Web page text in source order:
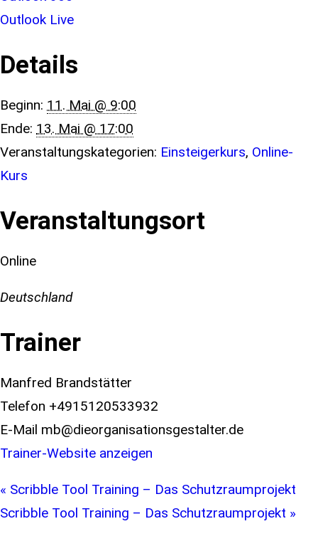
Outlook Live
Details
Beginn: 11. Mai @ 9:00
Ende: 13. Mai @ 17:00
Veranstaltungskategorien: Einsteigerkurs, Online-
Kurs
Veranstaltungsort
Online
Deutschland
Trainer
Manfred Brandstätter
Telefon +4915120533932
E-Mail mb@dieorganisationsgestalter.de
Trainer-Website anzeigen
« Scribble Tool Training – Das Schutzraumprojekt
Scribble Tool Training – Das Schutzraumprojekt »